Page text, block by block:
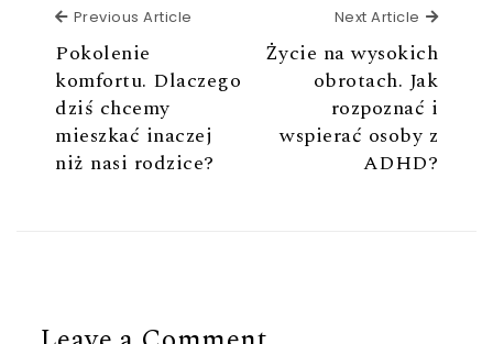
Previous Article
Pokolenie
komfortu. Dlaczego
dziś chcemy
mieszkać inaczej
niż nasi rodzice?
Next Article Next
Życie na wysokich
obrotach. Jak
rozpoznać i
wspierać osoby z
ADHD?